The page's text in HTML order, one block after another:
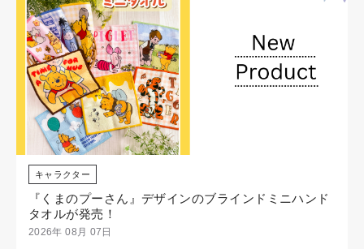
キャラクター
『くまのプーさん』デザインのブラインドミニハンド
タオルが発売！
2026年 08月 07日